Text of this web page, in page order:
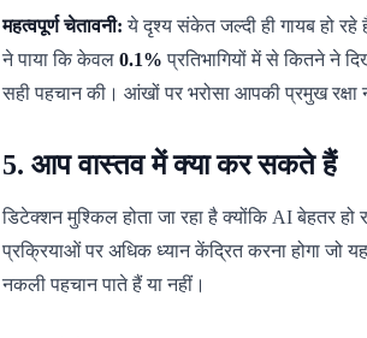
महत्वपूर्ण चेतावनी: ये दृश्य संकेत जल्दी ही गायब हो
ने पाया कि केवल 0.1% प्रतिभागियों में से कितने ने
सही पहचान की। आंखों पर भरोसा आपकी प्रमुख रक्षा
5. आप वास्तव में क्या कर सकते हैं
डिटेक्शन मुश्किल होता जा रहा है क्योंकि AI बेहतर हो
प्रक्रियाओं पर अधिक ध्यान केंद्रित करना होगा जो
नकली पहचान पाते हैं या नहीं।